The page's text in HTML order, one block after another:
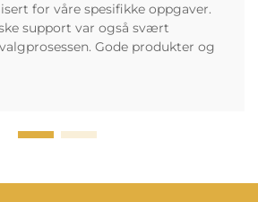
for våre spesifikke oppgaver.
support var også svært
Gode produkter og